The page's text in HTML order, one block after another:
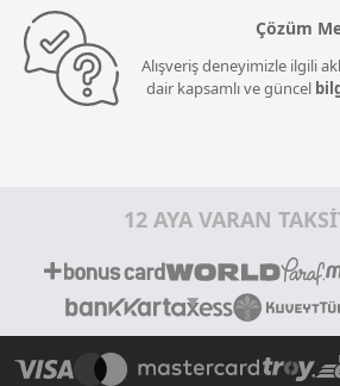
Çözüm
Alışveriş deneyimizle ilgili
dair kapsamlı ve güncel
12 AYA VARAN